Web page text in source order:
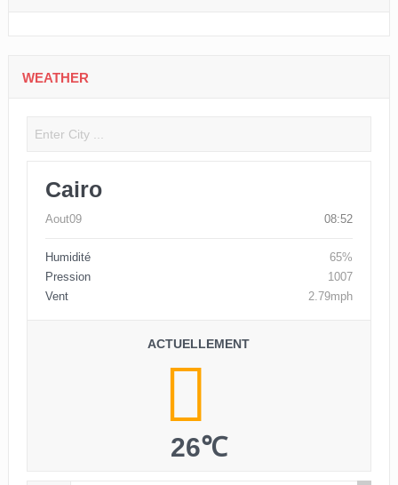
WEATHER
Cairo
Aout09 08:52
Humidité
65%
Pression
1007
Vent
2.79mph
ACTUELLEMENT
26℃